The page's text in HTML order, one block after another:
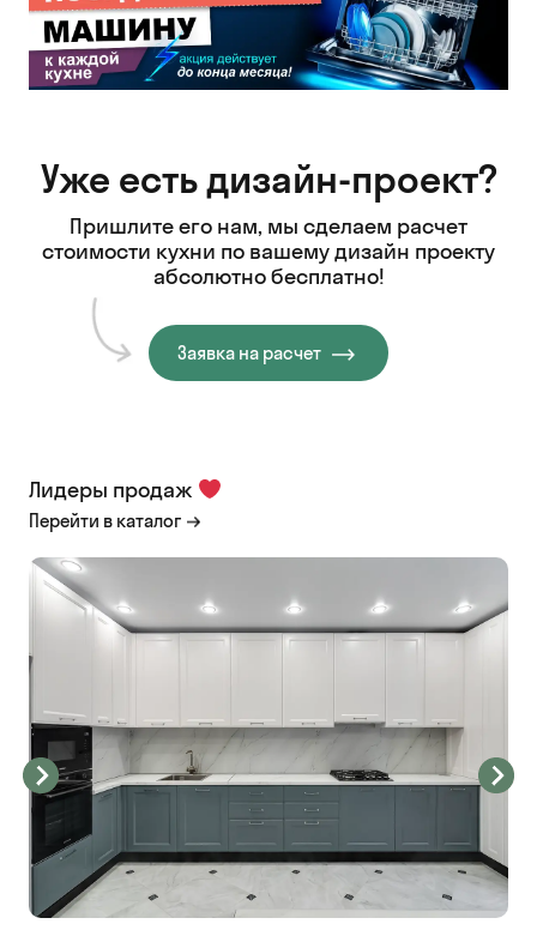
Уже есть дизайн-проект?
Пришлите его нам, мы сделаем расчет
стоимости кухни по вашему дизайн проекту
абсолютно бесплатно!
Заявка на расчет
Лидеры продаж
Перейти в каталог